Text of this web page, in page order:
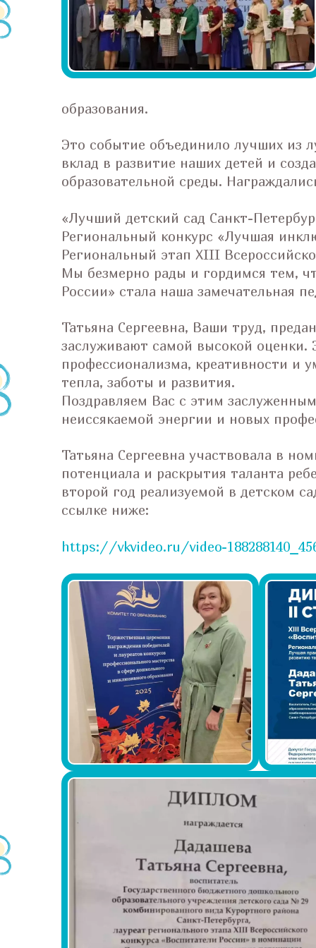
образования.
Это событие объединило лучших из
вклад в развитие наших детей и
образовательной среды.
«Лучший детский сад Санкт-
Региональный конкурс «Лучшая
Региональный этап XIII
Мы безмерно рады и гордимся тем,
России» стала наша замечательная
Татьяна Сергеевна, Ваши труд,
заслуживают самой высокой оценки.
профессионализма, креативности и
тепла, заботы и развития.
Поздравляем Вас с этим
неиссякаемой энергии и новых
Татьяна Сергеевна участвовала в
потенциала и раскрытия таланта
второй год реализуемой в детском
ссылке ниже:
https://vkvideo.ru/video-